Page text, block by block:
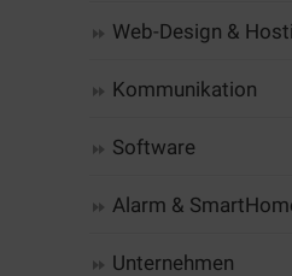
Web-Design &
Kommunikation
Software
Alarm &
Unternehmen